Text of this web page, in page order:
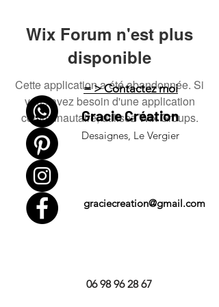
Wix Forum n'est plus
disponible
Cette application a été abandonnée. Si
vous avez besoin d'une application
communautaire, utilisez Wix Groups.
= > Contactez moi
Gracie Création
graciecreation@gmail.com
Desaignes, Le Vergier
06 98 96 28 67